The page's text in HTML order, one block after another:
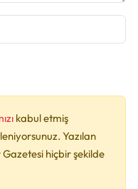
kabul etmiş
Yazılan
hiçbir şekilde